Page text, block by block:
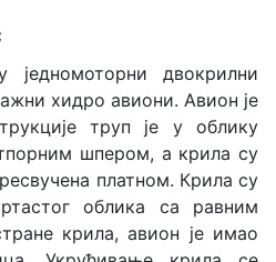
двокрилни
хидро авиони. Авион је
труп је у облику
шпером, а крила су
платном. Крила су
облика са равним
крила, авион је имао